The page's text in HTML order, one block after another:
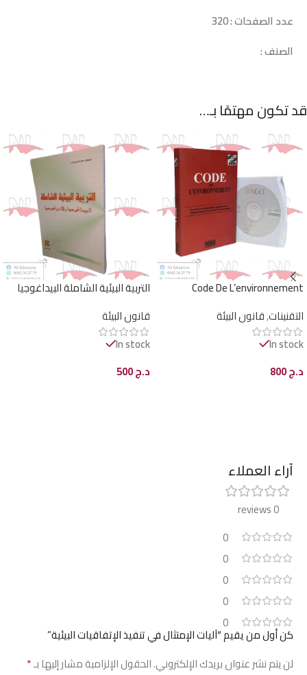
عدد الصفحات : 320
الصنف :
قد تكون مهتمًا بـ…
Code De L’environnement
التقنينات,قانون البيئة
In stock
د.ج
التربية البيئية الشاملة البيداغوجيا
قانون البيئة
In stock
د.ج
آراء العملاء
0 reviews
0
0
0
0
0
كن أول من يقيم “آليات الإمتثال في تنفيذ الإتفاقيات البيئية”
لن يتم نشر عنوان بريدك الإلكتروني.الحقول الإلزامية مشار إليها بـ*